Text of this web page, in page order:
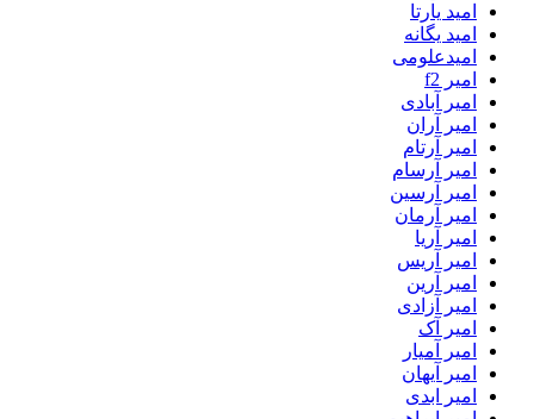
امید یارتا
امید یگانه
امیدعلومی
امیر f2
امیر آبادی
امیر آران
امیر آرتام
امیر آرسام
امیر آرسین
امیر آرمان
امیر آریا
امیر آریس
امیر آرین
امیر آزادی
امیر آک
امیر آمیار
امیر آیهان
امیر ابدی